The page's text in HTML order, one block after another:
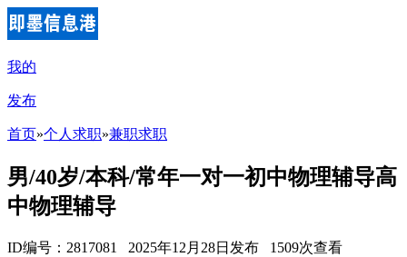
我的
发布
首页»个人求职»兼职求职
男/40岁/本科/常年一对一初中物理辅导高
中物理辅导
ID编号：2817081 2025年12月28日发布 1509次查看